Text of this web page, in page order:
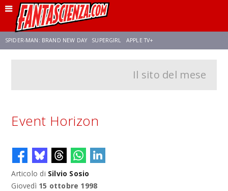
SPIDER-MAN: BRAND NEW DAY SUPERGIRL APPLE TV+
AVENGERS: DOOMSDAY
Il sito del mese
Event Horizon
Articolo di Silvio Sosio
Giovedì 15 ottobre 1998